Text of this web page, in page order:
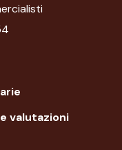
valutazioni